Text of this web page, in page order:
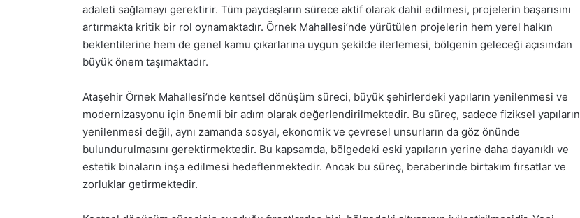
adaleti sağlamayı gerektirir. Tüm paydaşların sürece aktif olarak dahil edilmesi, projelerin başarısını
artırmakta kritik bir rol oynamaktadır. Örnek Mahallesi’nde yürütülen projelerin hem yerel halkın
beklentilerine hem de genel kamu çıkarlarına uygun şekilde ilerlemesi, bölgenin geleceği açısından
büyük önem taşımaktadır.
Ataşehir Örnek Mahallesi’nde kentsel dönüşüm süreci, büyük şehirlerdeki yapıların yenilenmesi ve
modernizasyonu için önemli bir adım olarak değerlendirilmektedir. Bu süreç, sadece fiziksel yapıların
yenilenmesi değil, aynı zamanda sosyal, ekonomik ve çevresel unsurların da göz önünde
bulundurulmasını gerektirmektedir. Bu kapsamda, bölgedeki eski yapıların yerine daha dayanıklı ve
estetik binaların inşa edilmesi hedeflenmektedir. Ancak bu süreç, beraberinde birtakım fırsatlar ve
zorluklar getirmektedir.